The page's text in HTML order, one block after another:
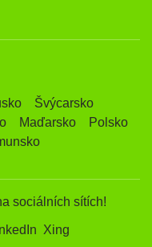
Švýcarsko
Maďarsko
Polsko
sociálních sítích!
Xing